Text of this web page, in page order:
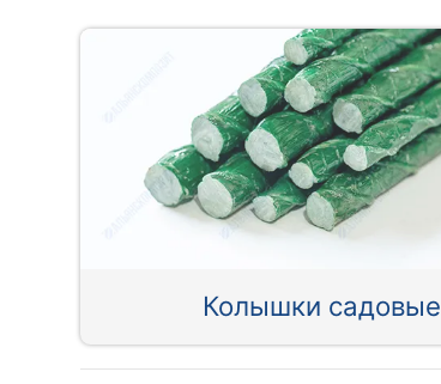
Колышки садовые